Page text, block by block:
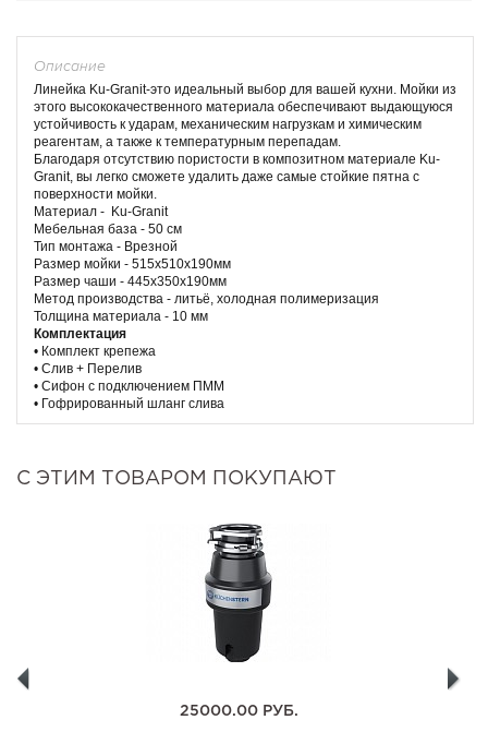
Описание
Линейка Ku-Granit-это идеальный выбор для вашей кухни. Мойки из
этого высококачественного материала обеспечивают выдающуюся
устойчивость к ударам, механическим нагрузкам и химическим
реагентам, а также к температурным перепадам.
Благодаря отсутствию пористости в композитном материале Ku-
Granit, вы легко сможете удалить даже самые стойкие пятна с
поверхности мойки.
Материал - Ku-Granit
Мебельная база - 50 см
Тип монтажа - Врезной
Размер мойки - 515х510х190мм
Размер чаши - 445х350х190мм
Метод производства - литьё, холодная полимеризация
Толщина материала - 10 мм
Комплектация
• Комплект крепежа
• Слив + Перелив
• Сифон с подключением ПММ
• Гофрированный шланг слива
С ЭТИМ ТОВАРОМ ПОКУПАЮТ
25000.00РУБ.